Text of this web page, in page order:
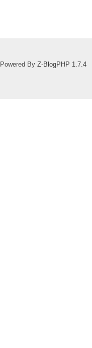
Powered By Z-BlogPHP 1.7.4